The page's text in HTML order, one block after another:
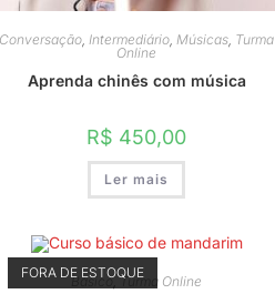
Conversação,Intermediário,Músicas, Turma
Online
Aprenda chinês com música
R$ 450,00
Ler mais
FORA DE ESTOQUE
Básico,Turma Online